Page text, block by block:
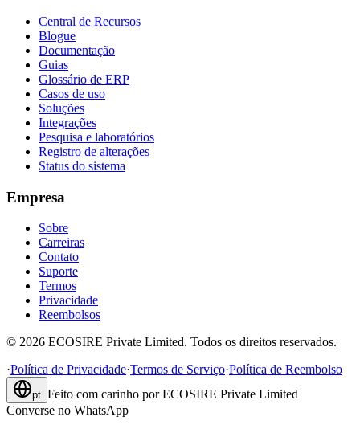
Central de Recursos
Blogue
Documentação
Guias
Glossário de ERP
Casos de uso
Soluções
Integrações
Pesquisa e laboratórios
Registro de alterações
Status do sistema
Empresa
Sobre
Carreiras
Contato
Suporte
Termos
Privacidade
Reembolsos
© 2026 ECOSIRE Private Limited. Todos os direitos reservados.
·Política de Privacidade·Termos de Serviço·Política de Reembolso
pt Feito com carinho por ECOSIRE Private Limited
Converse no WhatsApp